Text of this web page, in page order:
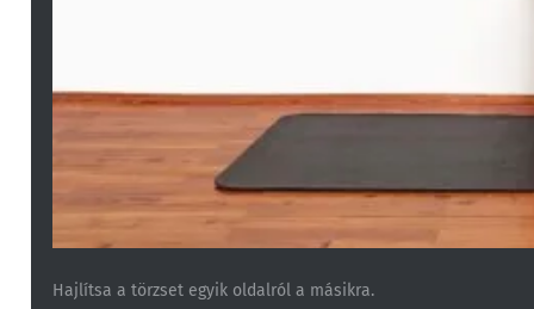
Hajlítsa a törzset egyik oldalról a másikra.